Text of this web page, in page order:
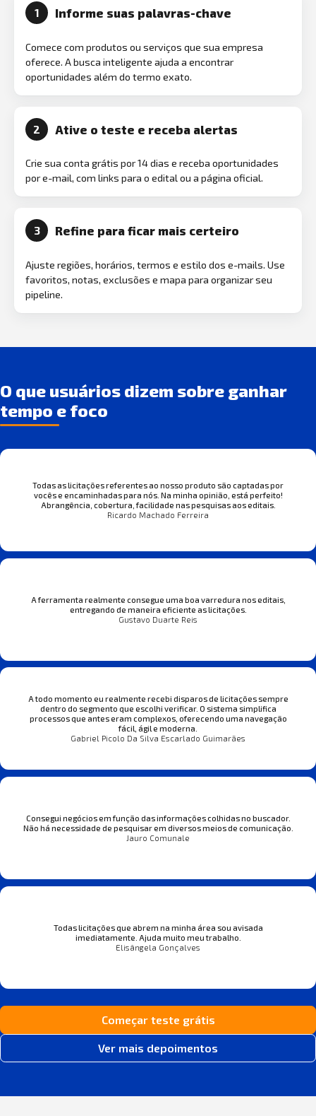
1 Informe suas palavras-chave
Comece com produtos ou serviços que sua empresa
oferece. A busca inteligente ajuda a encontrar
oportunidades além do termo exato.
2 Ative o teste e receba alertas
Crie sua conta grátis por 14 dias e receba oportunidades
por e-mail, com links para o edital ou a página oficial.
3 Refine para ficar mais certeiro
Ajuste regiões, horários, termos e estilo dos e-mails. Use
favoritos, notas, exclusões e mapa para organizar seu
pipeline.
O que usuários dizem sobre ganhar
tempo e foco
Todas as licitações referentes ao nosso produto são captadas por
vocês e encaminhadas para nós. Na minha opinião, está perfeito!
Abrangência, cobertura, facilidade nas pesquisas aos editais.
Ricardo Machado Ferreira
A ferramenta realmente consegue uma boa varredura nos editais,
entregando de maneira eficiente as licitações.
Gustavo Duarte Reis
A todo momento eu realmente recebi disparos de licitações sempre
dentro do segmento que escolhi verificar. O sistema simplifica
processos que antes eram complexos, oferecendo uma navegação
fácil, ágil e moderna.
Gabriel Picolo Da Silva Escarlado Guimarães
Consegui negócios em função das informações colhidas no buscador.
Não há necessidade de pesquisar em diversos meios de comunicação.
Jauro Comunale
Todas licitações que abrem na minha área sou avisada
imediatamente. Ajuda muito meu trabalho.
Elisângela Gonçalves
Começar teste grátis
Ver mais depoimentos